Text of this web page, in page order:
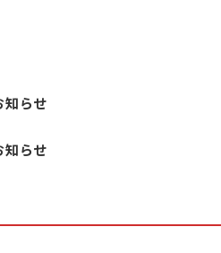
知らせ
知らせ